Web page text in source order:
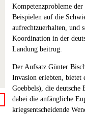
Kompetenzprobleme
Beispielen auf die
aufrechtzuerhalten, und
Koordination in der
Landung beitrug.
Der Aufsatz Günter
Invasion erlebten,
Goebbels), die
dabei die anfängliche
kriegsentscheidende